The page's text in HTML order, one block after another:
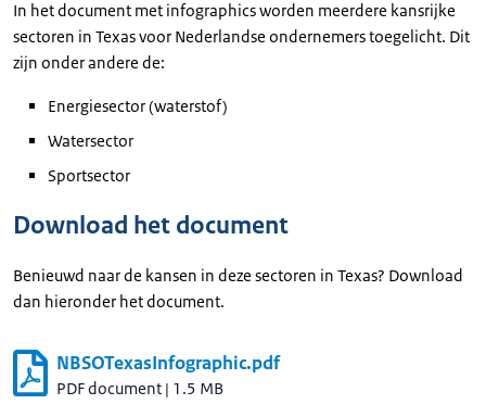
In het document met infographics worden meerdere kansrijke
sectoren in Texas voor Nederlandse ondernemers toegelicht. Dit
zijn onder andere de:
Energiesector (waterstof)
Watersector
Sportsector
Download het document
Benieuwd naar de kansen in deze sectoren in Texas? Download
dan hieronder het document.
NBSOTexasInfographic.pdf
PDF document | 1.5 MB